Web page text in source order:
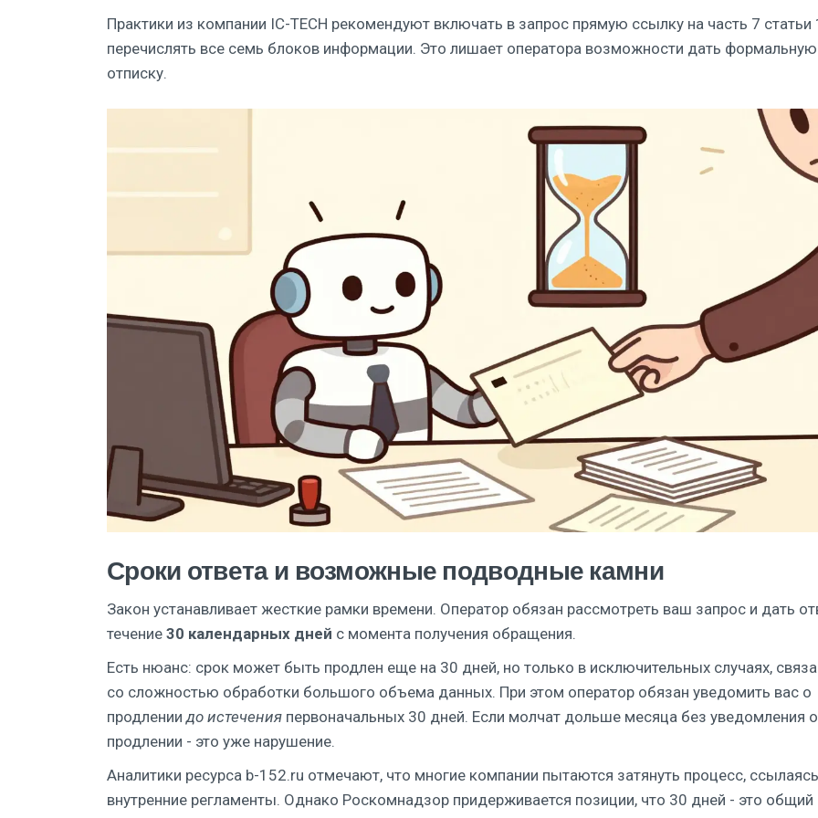
Практики из компании IC-TECH рекомендуют включать в запрос прямую ссылку на часть 7 статьи
перечислять все семь блоков информации. Это лишает оператора возможности дать формальную
отписку.
Сроки ответа и возможные подводные камни
Закон устанавливает жесткие рамки времени. Оператор обязан рассмотреть ваш запрос и дать
течение 30 календарных дней с момента получения обращения.
Есть нюанс: срок может быть продлен еще на 30 дней, но только в исключительных случаях,
со сложностью обработки большого объема данных. При этом оператор обязан уведомить вас о
продлениидо истечения первоначальных 30 дней. Если молчат дольше месяца без уведомления о
продлении - это уже нарушение.
Аналитики ресурса b-152.ru отмечают, что многие компании пытаются затянуть процесс,
внутренние регламенты. Однако Роскомнадзор придерживается позиции, что 30 дней - это общий